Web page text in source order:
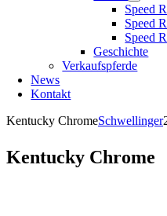
Speed
Speed
Speed
Geschichte
Verkaufspferde
News
Kontakt
Kentucky ChromeSchwellinger
Kentucky Chrome